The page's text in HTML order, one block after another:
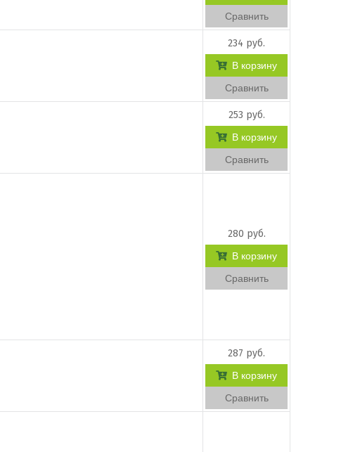
Сравнить
234 руб.
В корзину
Сравнить
253 руб.
В корзину
Сравнить
280 руб.
В корзину
Сравнить
287 руб.
В корзину
Сравнить